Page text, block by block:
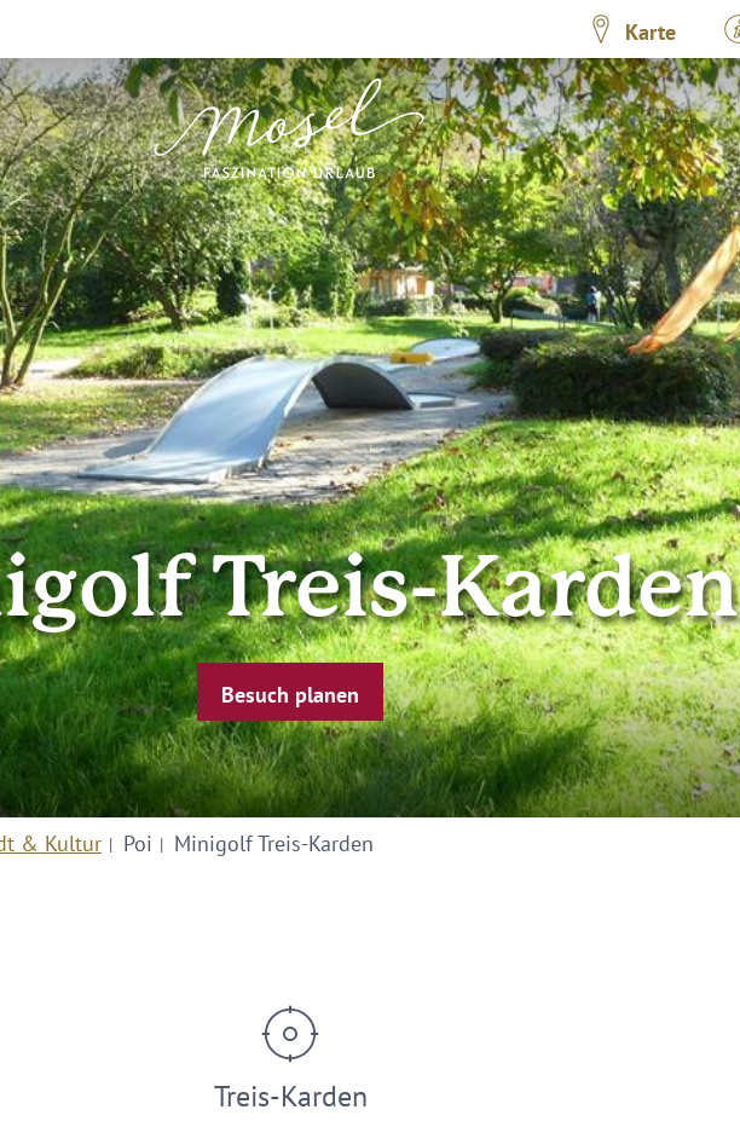
Karte
Treis-Karden
Besuch planen
& Kultur Poi Minigolf Treis-Karden
Treis-Karden